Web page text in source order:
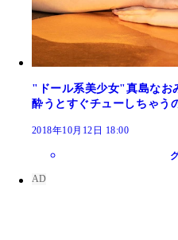
"ドール系美少女"真島なお
酔うとすぐチューしちゃう
2018年10月12日 18:00